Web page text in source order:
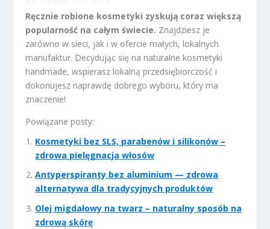
Ręcznie robione kosmetyki zyskują coraz większą
popularność na całym świecie. Znajdziesz je
zarówno w sieci, jak i w ofercie małych, lokalnych
manufaktur. Decydując się na naturalne kosmetyki
handmade, wspierasz lokalną przedsiębiorczość i
dokonujesz naprawdę dobrego wyboru, który ma
znaczenie!
Powiązane posty:
Kosmetyki bez SLS, parabenów i silikonów –
zdrowa pielęgnacja włosów
Antyperspiranty bez aluminium — zdrowa
alternatywa dla tradycyjnych produktów
Olej migdałowy na twarz – naturalny sposób na
zdrową skórę